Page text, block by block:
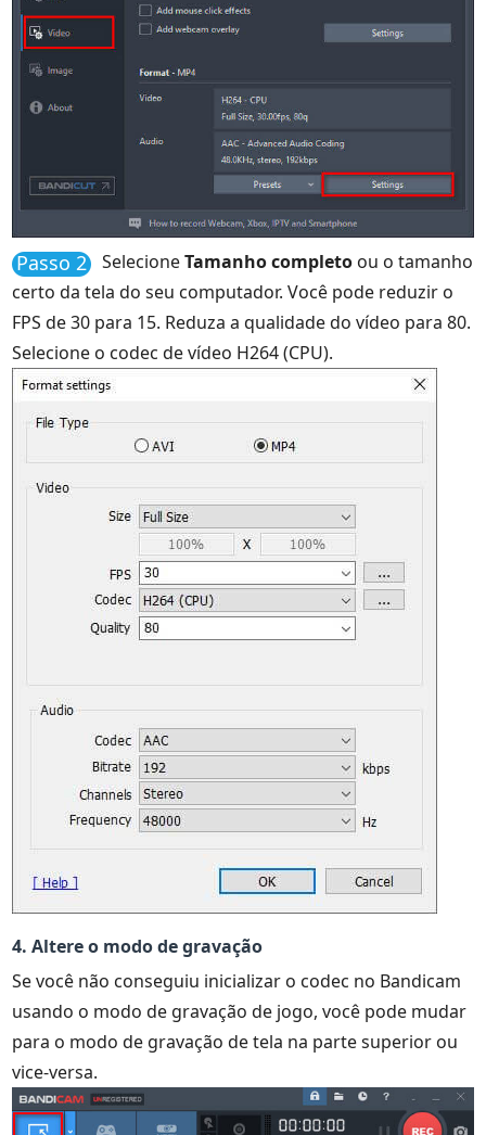
Passo 2 SelecioneTamanho completo ou o tamanho
certo da tela do seu computador. Você pode reduzir o
FPS de 30 para 15. Reduza a qualidade do vídeo para 80.
Selecione o codec de vídeo H264 (CPU).
4. Altere o modo de gravação
Se você não conseguiu inicializar o codec no Bandicam
usando o modo de gravação de jogo, você pode mudar
para o modo de gravação de tela na parte superior ou
vice-versa.